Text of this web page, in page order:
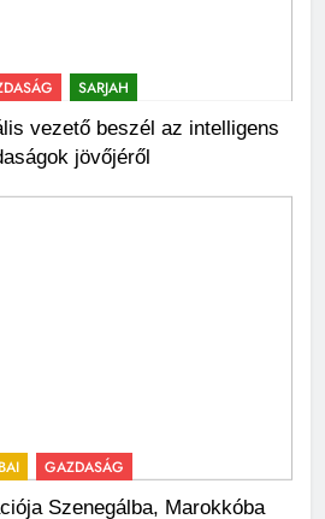
SARJAH
vezető beszél az intelligens
jövőjéről
GAZDASÁG
Szenegálba, Marokkóba